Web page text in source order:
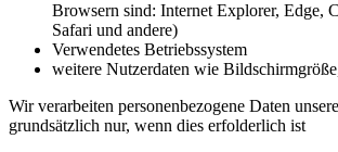
Browsern sind: Internet Explorer, Edge,
Safari und andere)
Verwendetes Betriebssystem
weitere Nutzerdaten wie
Wir verarbeiten personenbezogene Daten
grundsätzlich nur, wenn dies erfolderlich ist